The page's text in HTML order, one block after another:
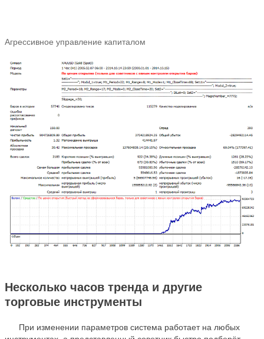
Агрессивное управление капиталом
Несколько часов тренда и другие
торговые инструменты
При изменении параметров система работает на любых